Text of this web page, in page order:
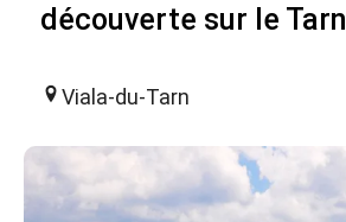
découverte sur le Tarn
Viala-du-Tarn